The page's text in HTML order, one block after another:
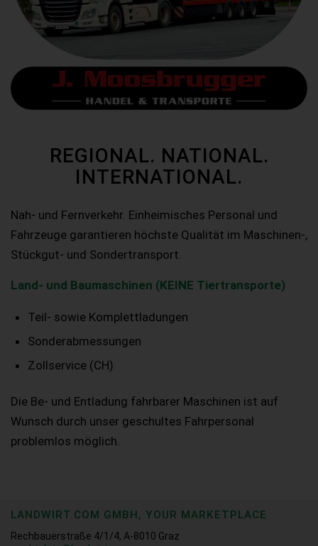
REGIONAL. NATIONAL.
INTERNATIONAL.
Nah- und Fernverkehr. Einheimisches Personal und
Fahrzeuge garantieren höchste Qualität im Maschinen-,
Stückgut- und Sondertransport.
Land- und Baumaschinen (KEINE Tiertransporte)
Teil- sowie Komplettladungen
Sonderabmessungen
Zollservice (CH)
Die Be- und Entladung fahrbarer Maschinen ist auf
Wunsch durch unser geschultes Fahrpersonal
problemlos möglich.
LANDWIRT.COM GMBH, YOUR MARKETPLACE
Rechbauerstraße 4/1/4, A-8010 Graz